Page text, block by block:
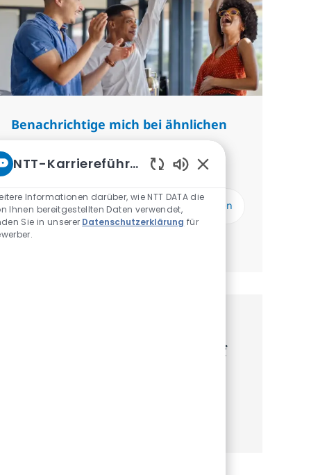
Benachrichtige mich bei ähnlichen
Du erhältst einmal pro Woche Updates
E-Mail-Adresse eingeben (erforderlich)
Absenden
Jobempfehlungen basierend auf
NTT-Karriereführer
Informationen darüber, wie NTT DATA die
Ihnen bereitgestellten Daten verwendet,
Sie in unserer Datenschutzerklärung für